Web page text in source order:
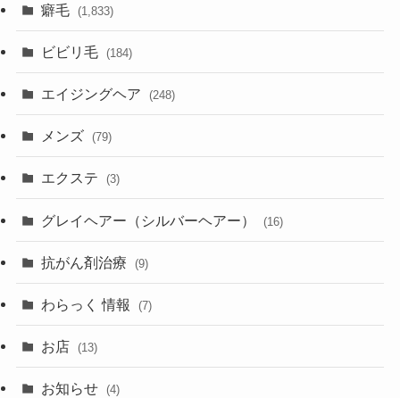
癖毛 (1,833)
ビビリ毛 (184)
エイジングヘア (248)
メンズ (79)
エクステ (3)
グレイヘアー（シルバーヘアー） (16)
抗がん剤治療 (9)
わらっく 情報 (7)
お店 (13)
お知らせ (4)